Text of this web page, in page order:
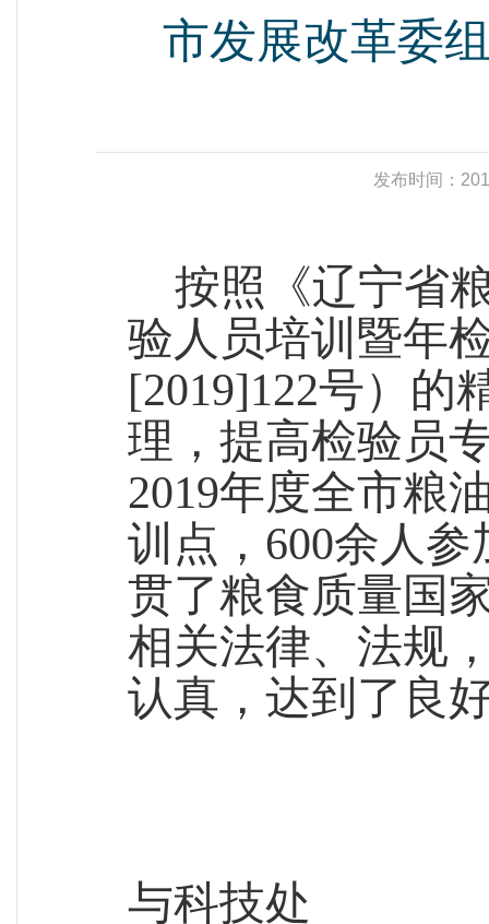
市发展改革委
发布时间：
按照《辽宁省
验人员培训暨年
[2019]122号）的
理， 提高检验员
2019年度全市粮
训点，600余 人
贯了粮食质量国
相关法律、法规
认真，达到了良
与科技处